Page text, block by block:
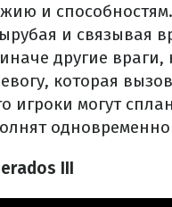
и
и связывая
другие
которая
игроки могут
III